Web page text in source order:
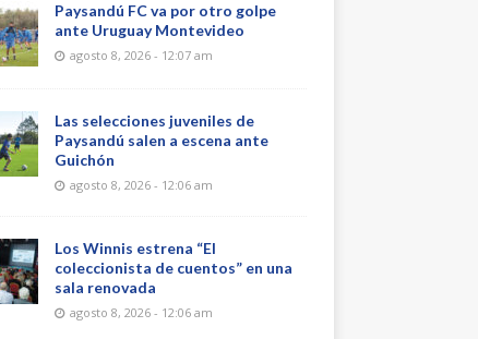
Paysandú FC va por otro golpe
ante Uruguay Montevideo
agosto 8, 2026 - 12:07 am
Las selecciones juveniles de
Paysandú salen a escena ante
Guichón
agosto 8, 2026 - 12:06 am
Los Winnis estrena “El
coleccionista de cuentos” en una
sala renovada
agosto 8, 2026 - 12:06 am